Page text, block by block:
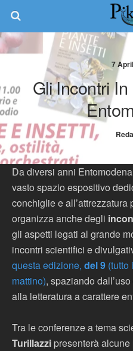
7
Gli Incontri
Da diversi anni
vasto spazio espositivo
conchiglie e all’attrezzatura
organizza anche degli
gli aspetti legati al grande
incontri scientifici e
questa edizione, del 9 (tutto
mattino), spaziando
alla letteratura a carattere
Tra le conferenze a tema
Turillazzi presenterà